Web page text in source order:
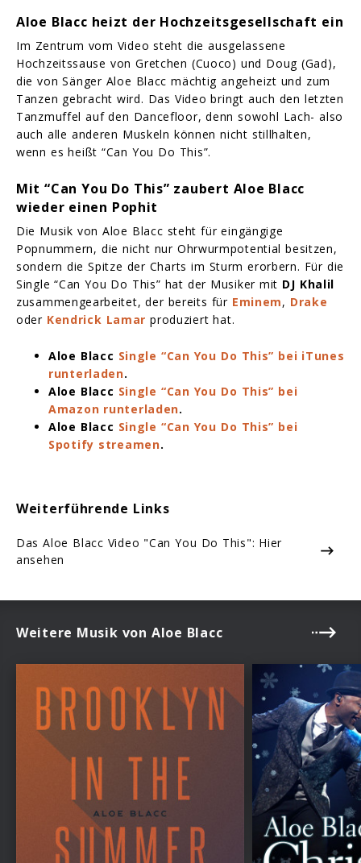
Aloe Blacc heizt der Hochzeitsgesellschaft ein
Im Zentrum vom Video steht die ausgelassene
Hochzeitssause von Gretchen (Cuoco) und Doug (Gad),
die von Sänger Aloe Blacc mächtig angeheizt und zum
Tanzen gebracht wird. Das Video bringt auch den letzten
Tanzmuffel auf den Dancefloor, denn sowohl Lach- also
auch alle anderen Muskeln können nicht stillhalten,
wenn es heißt “Can You Do This”.
Mit “Can You Do This” zaubert Aloe Blacc
wieder einen Pophit
Die Musik von Aloe Blacc steht für eingängige
Popnummern, die nicht nur Ohrwurmpotential besitzen,
sondern die Spitze der Charts im Sturm erorbern. Für die
Single “Can You Do This” hat der Musiker mit DJ Khalil
zusammengearbeitet, der bereits für Eminem, Drake
oder Kendrick Lamar produziert hat.
Aloe Blacc Single “Can You Do This” bei iTunes
runterladen.
Aloe Blacc Single “Can You Do This” bei
Amazon runterladen.
Aloe Blacc Single “Can You Do This” bei
Spotify streamen.
Weiterführende Links
Das Aloe Blacc Video "Can You Do This": Hier
ansehen
Weitere Musik von Aloe Blacc